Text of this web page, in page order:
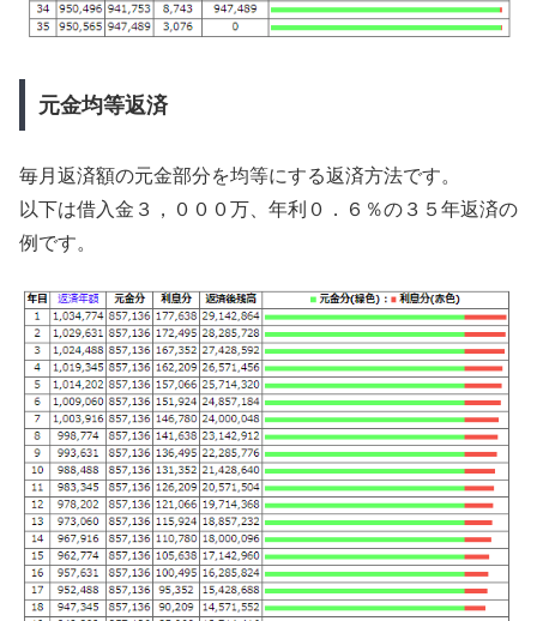
元金均等返済
毎月返済額の元金部分を均等にする返済方法です。
以下は借入金３，０００万、年利０．６％の３５年返済の
例です。